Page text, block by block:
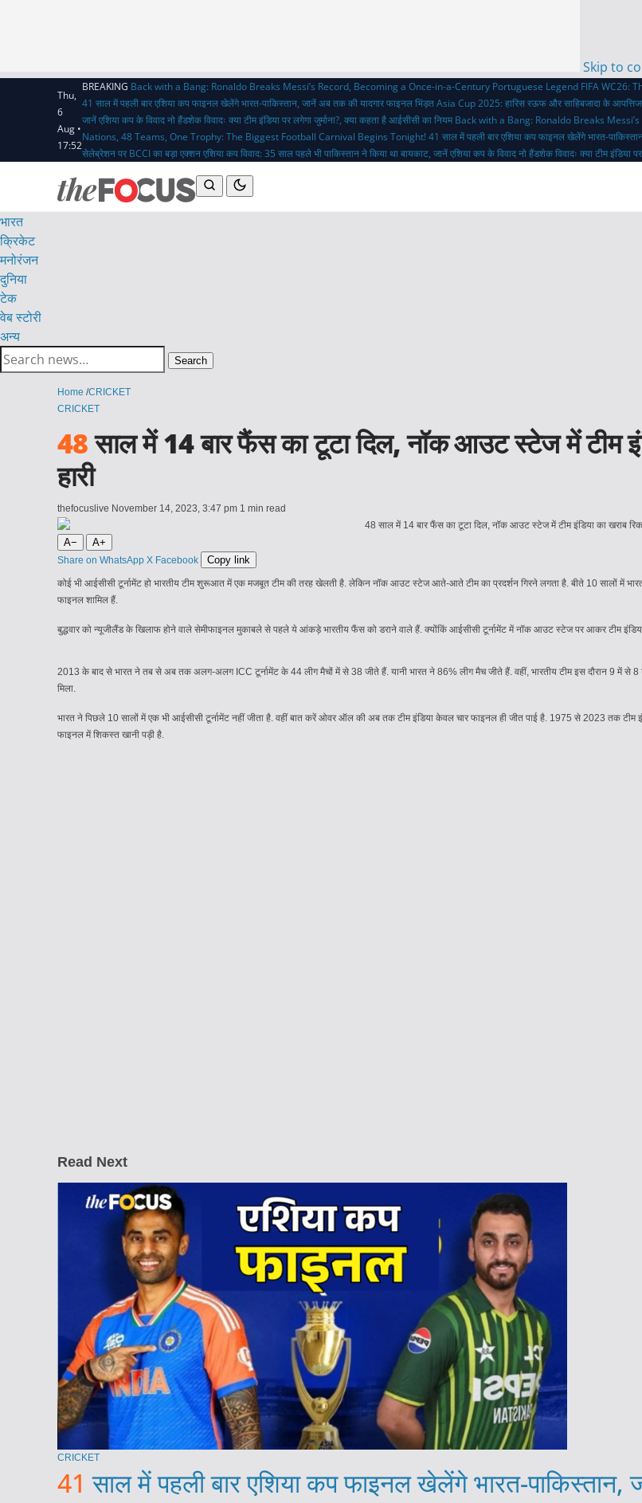
Skip to
Thu,
6
Aug •
17:52
BREAKING Back with a Bang: Ronaldo Breaks Messi’s Record, Becoming a Once-in-a-Century Portuguese Legend FIFA WC26:
41 साल में पहली बार एशिया कप फाइनल खेलेंगे भारत-पाकिस्तान, जानें अब तक की यादगार फाइनल भिंड़तAsia Cup 2025: हारिस रऊफ और साहिबजादा के
जानें एशिया कप के विवादनो हैंडशेक विवादः क्या टीम इंडिया पर लगेगा जुर्माना?, क्या कहता है आईसीसी का नियम Back with a Bang: Ronaldo Breaks
Nations, 48 Teams, One Trophy: The Biggest Football Carnival Begins Tonight! 41 साल में पहली बार एशिया कप फाइनल खेलेंगे भारत-
सेलेब्रेशन पर BCCI का बड़ा एक्शनएशिया कप विवाद: 35 साल पहले भी पाकिस्तान ने किया था बायकाट, जानें एशिया कप के विवादनो हैंडशेक विवादः क्या टीम इंडिया
भारत
क्रिकेट
मनोरंजन
दुनिया
टेक
वेब स्टोरी
अन्य
Search
for:
Search
Home /CRICKET
CRICKET
48साल में 14 बार फैंस का टूटा दिल, नॉक आउट स्टेज में टीम
हारी
thefocuslive November 14, 2023, 3:47 pm 1 min read
A− A+
Share on WhatsApp X Facebook Copy link
कोई भी आईसीसी टूर्नामेंट हो भारतीय टीम शुरूआत में एक मजबूत टीम की तरह खेलती है. लेकिन नॉक आउट स्टेज आते-आते टीम का प्रदर्शन गिरने लगता है. बीते 10 सालों में
फाइनल शामिल हैं.
बुद्धवार को न्यूजीलैंड के खिलाफ होने वाले सेमीफाइनल मुकाबले से पहले ये आंकड़े भारतीय फैंस को डराने वाले हैं. क्योंकिं आईसीसी टूर्नामेंट में नॉक आउट स्टेज पर आकर टीम इंडिया
2013 के बाद से भारत ने तब से अब तक अलग-अलग ICC टूर्नामेंट के 44 लीग मैचों में से 38 जीते हैं. यानी भारत ने 86% लीग मैच जीते हैं. वहीं, भारतीय टीम इस दौरान 9 में से 8
मिला.
भारत ने पिछले 10 सालों में एक भी आईसीसी टूर्नामेंट नहीं जीता है. वहीं बात करें ओवर ऑल की अब तक टीम इंडिया केवल चार फाइनल ही जीत पाई है. 1975 से 2023 तक
फाइनल में शिकस्त खानी पड़ी है.
Read Next
CRICKET
41 साल में पहली बार एशिया कप फाइनल खेलेंगे भारत-